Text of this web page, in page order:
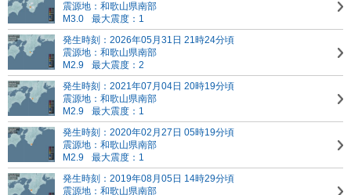
震源地：和歌山県南部
M3.0
最大震度：1
発生時刻：2026年05月31日 21時24分頃
震源地：和歌山県南部
M2.9
最大震度：2
発生時刻：2021年07月04日 20時19分頃
震源地：和歌山県南部
M2.9
最大震度：1
発生時刻：2020年02月27日 05時19分頃
震源地：和歌山県南部
M2.9
最大震度：1
発生時刻：2019年08月05日 14時29分頃
震源地：和歌山県南部